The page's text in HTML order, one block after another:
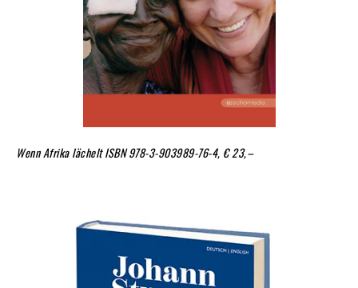
Wenn Afrika lächelt ISBN 978-3-903989-76-4, € 23,–